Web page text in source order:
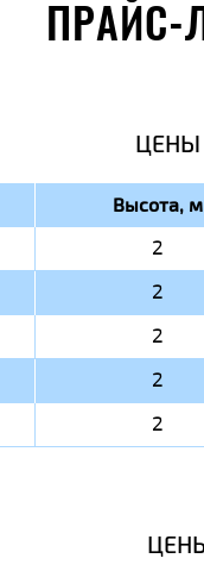
ЦЕНЫ
Высота, м
2
2
2
2
2